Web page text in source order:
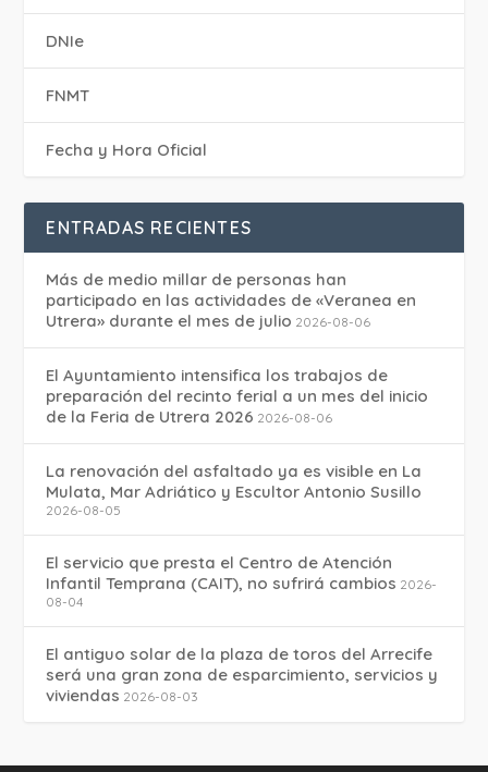
DNIe
FNMT
Fecha y Hora Oficial
ENTRADAS RECIENTES
Más de medio millar de personas han
participado en las actividades de «Veranea en
Utrera» durante el mes de julio 2026-08-06
El Ayuntamiento intensifica los trabajos de
preparación del recinto ferial a un mes del inicio
de la Feria de Utrera 2026 2026-08-06
La renovación del asfaltado ya es visible en La
Mulata, Mar Adriático y Escultor Antonio Susillo
2026-08-05
El servicio que presta el Centro de Atención
Infantil Temprana (CAIT), no sufrirá cambios 2026-
08-04
El antiguo solar de la plaza de toros del Arrecife
será una gran zona de esparcimiento, servicios y
viviendas 2026-08-03